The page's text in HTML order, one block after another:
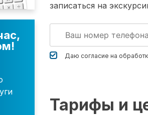
записаться на
Даю согласие на
Тарифы и